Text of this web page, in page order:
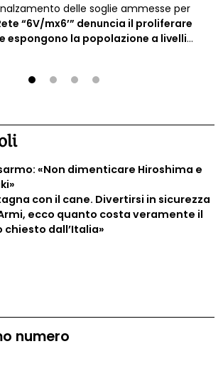
delle soglie ammesse per
“6V/mx6’” denuncia il proliferare
espongono la popolazione a livelli
inquinamento elettromagnetico e
di limiti di legge più bassi.
«Non dimenticare Hiroshima e
con il cane. Divertirsi in sicurezza
ecco quanto costa veramente il
dall’Italia»
numero